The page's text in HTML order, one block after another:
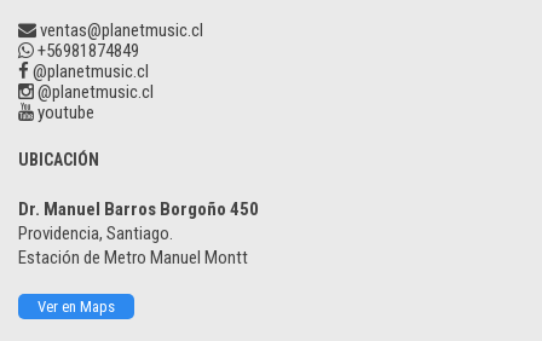
ventas@planetmusic.cl
+56981874849
@planetmusic.cl
@planetmusic.cl
youtube
UBICACIÓN
Dr. Manuel Barros Borgoño 450
Providencia, Santiago.
Estación de Metro Manuel Montt
Ver en Maps